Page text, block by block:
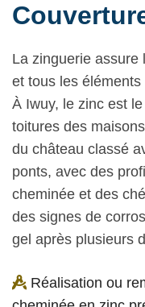
La zinguerie assure
et tous les
À Iwuy, le zinc est
toitures des
du château classé
ponts, avec des
cheminée et des
des signes de
gel après plusieurs
Réalisation ou